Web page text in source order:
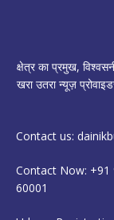
क्षेत्र का प्रमुख,
खरा उतरा न्यूज़
Contact us:
Contact Now: +91
60001